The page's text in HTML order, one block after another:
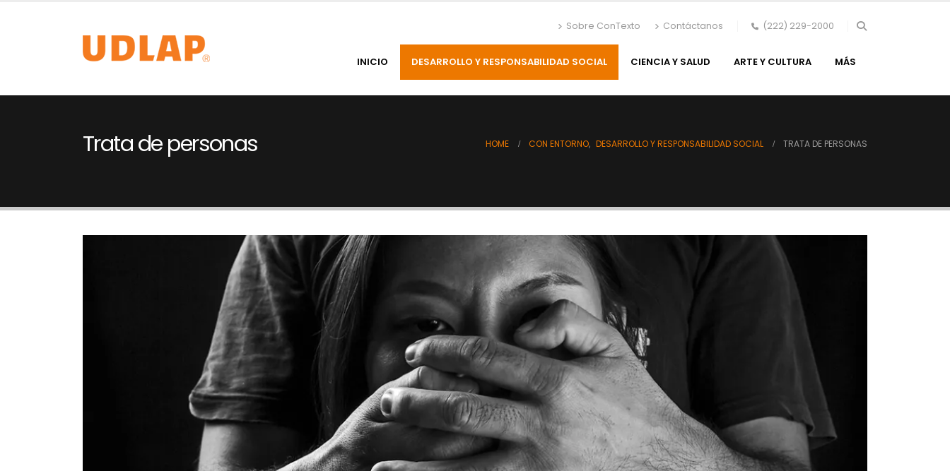
Sobre ConTexto Contáctanos (222) 229-2000
INICIO DESARROLLO Y RESPONSABILIDAD SOCIAL CIENCIA Y SALUD ARTE Y CULTURA MÁS
Trata de personas HOME CON ENTORNO, DESARROLLO Y RESPONSABILIDAD SOCIAL TRATA DE PERSONAS